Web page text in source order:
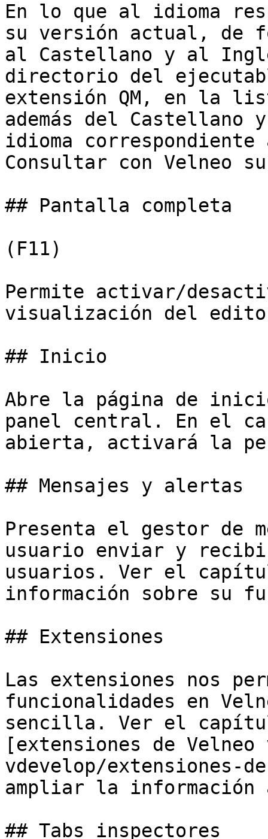
En lo que al idioma
su versión actual, de
al Castellano y al
directorio del
extensión QM, en la
además del
idioma
Consultar con Velneo
## Pantalla completa
(F11)
Permite activar/
visualización del
## Inicio
Abre la página de
panel central. En el
abierta, activará la
## Mensajes y alertas
Presenta el gestor de
usuario enviar y
usuarios. Ver el
información sobre su
## Extensiones
Las extensiones nos
funcionalidades en
sencilla. Ver el
[extensiones de
vdevelop/extensiones-
ampliar la información
## Tabs inspectores